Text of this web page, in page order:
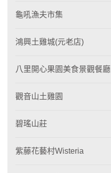
龜吼漁夫市集
鴻興土雞城(元老店)
八里開心果園美食景觀餐廳
觀音山土雞園
碧瑤山莊
紫藤花藝村Wisteria